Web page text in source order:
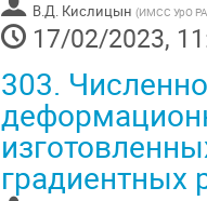
В.Д. Кислицын (ИМСС УрО
17/02/2023,
303.
градиентных